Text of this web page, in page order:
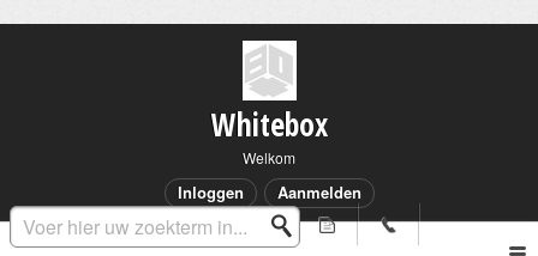
Whitebox
Welkom
Inloggen Aanmelden